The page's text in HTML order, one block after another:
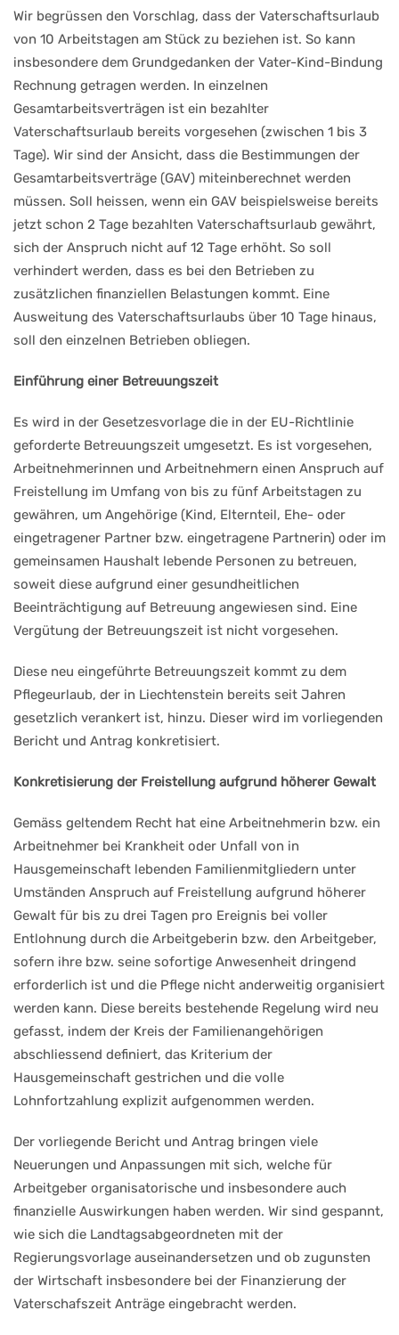
Wir begrüssen den Vorschlag, dass der Vaterschaftsurlaub
von 10 Arbeitstagen am Stück zu beziehen ist. So kann
insbesondere dem Grundgedanken der Vater-Kind-Bindung
Rechnung getragen werden. In einzelnen
Gesamtarbeitsverträgen ist ein bezahlter
Vaterschaftsurlaub bereits vorgesehen (zwischen 1 bis 3
Tage). Wir sind der Ansicht, dass die Bestimmungen der
Gesamtarbeitsverträge (GAV) miteinberechnet werden
müssen. Soll heissen, wenn ein GAV beispielsweise bereits
jetzt schon 2 Tage bezahlten Vaterschaftsurlaub gewährt,
sich der Anspruch nicht auf 12 Tage erhöht. So soll
verhindert werden, dass es bei den Betrieben zu
zusätzlichen finanziellen Belastungen kommt. Eine
Ausweitung des Vaterschaftsurlaubs über 10 Tage hinaus,
soll den einzelnen Betrieben obliegen.
Einführung einer Betreuungszeit
Es wird in der Gesetzesvorlage die in der EU-Richtlinie
geforderte Betreuungszeit umgesetzt. Es ist vorgesehen,
Arbeitnehmerinnen und Arbeitnehmern einen Anspruch auf
Freistellung im Umfang von bis zu fünf Arbeitstagen zu
gewähren, um Angehörige (Kind, Elternteil, Ehe- oder
eingetragener Partner bzw. eingetragene Partnerin) oder im
gemeinsamen Haushalt lebende Personen zu betreuen,
soweit diese aufgrund einer gesundheitlichen
Beeinträchtigung auf Betreuung angewiesen sind. Eine
Vergütung der Betreuungszeit ist nicht vorgesehen.
Diese neu eingeführte Betreuungszeit kommt zu dem
Pflegeurlaub, der in Liechtenstein bereits seit Jahren
gesetzlich verankert ist, hinzu. Dieser wird im vorliegenden
Bericht und Antrag konkretisiert.
Konkretisierung der Freistellung aufgrund höherer Gewalt
Gemäss geltendem Recht hat eine Arbeitnehmerin bzw. ein
Arbeitnehmer bei Krankheit oder Unfall von in
Hausgemeinschaft lebenden Familienmitgliedern unter
Umständen Anspruch auf Freistellung aufgrund höherer
Gewalt für bis zu drei Tagen pro Ereignis bei voller
Entlohnung durch die Arbeitgeberin bzw. den Arbeitgeber,
sofern ihre bzw. seine sofortige Anwesenheit dringend
erforderlich ist und die Pflege nicht anderweitig organisiert
werden kann. Diese bereits bestehende Regelung wird neu
gefasst, indem der Kreis der Familienangehörigen
abschliessend definiert, das Kriterium der
Hausgemeinschaft gestrichen und die volle
Lohnfortzahlung explizit aufgenommen werden.
Der vorliegende Bericht und Antrag bringen viele
Neuerungen und Anpassungen mit sich, welche für
Arbeitgeber organisatorische und insbesondere auch
finanzielle Auswirkungen haben werden. Wir sind gespannt,
wie sich die Landtagsabgeordneten mit der
Regierungsvorlage auseinandersetzen und ob zugunsten
der Wirtschaft insbesondere bei der Finanzierung der
Vaterschafszeit Anträge eingebracht werden.